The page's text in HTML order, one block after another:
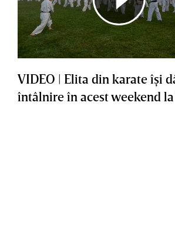
VIDEO | Elita din karate îşi
întâlnire în acest weekend la